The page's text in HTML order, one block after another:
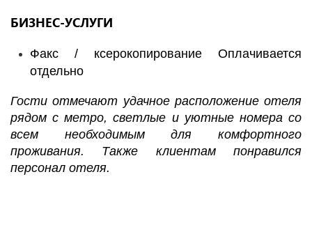
БИЗНЕС-УСЛУГИ
Факс / ксерокопирование Оплачивается
отдельно
Гости отмечают удачное расположение отеля
рядом с метро, светлые и уютные номера со
всем необходимым для комфортного
проживания. Также клиентам понравился
персонал отеля.